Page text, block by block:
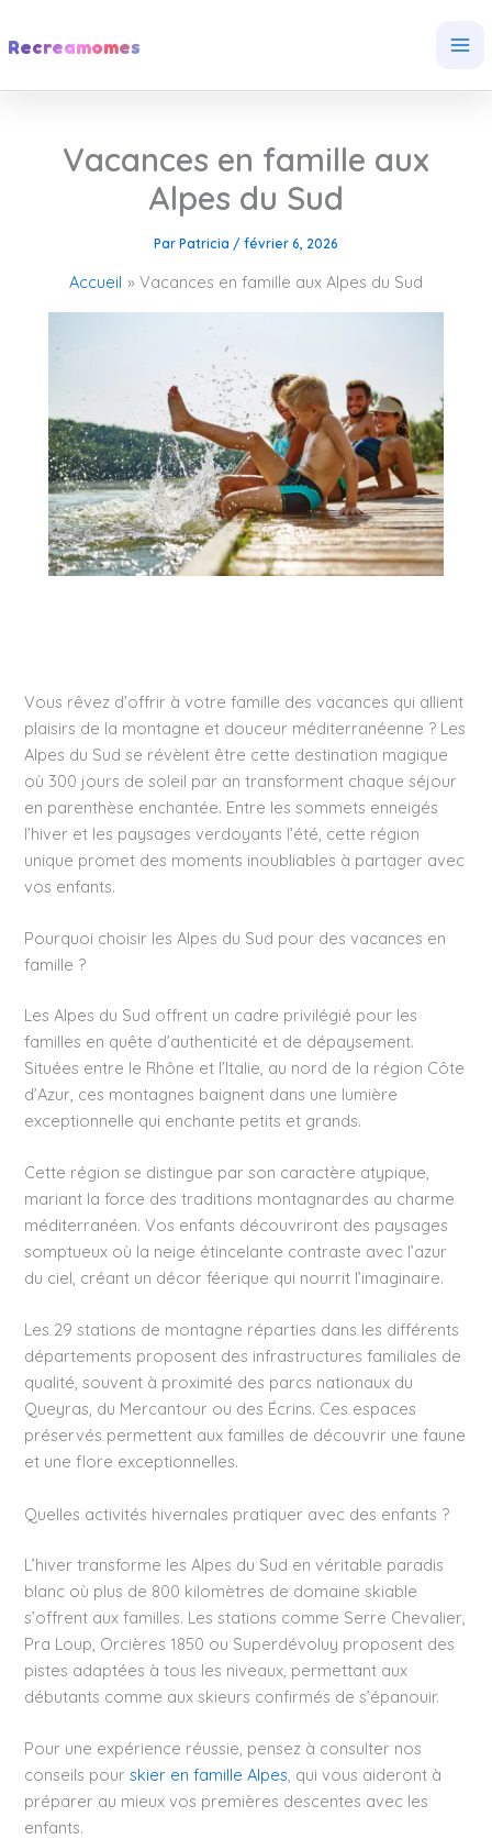
auRecreamomes
Vacances en famille aux
Alpes du Sud
Par Patricia / février 6, 2026
Accueil Vacances en famille aux Alpes du Sud
Vous rêvez d’offrir à votre famille des vacances qui allient
plaisirs de la montagne et douceur méditerranéenne ? Les
Alpes du Sud se révèlent être cette destination magique
où 300 jours de soleil par an transforment chaque séjour
en parenthèse enchantée. Entre les sommets enneigés
l’hiver et les paysages verdoyants l’été, cette région
unique promet des moments inoubliables à partager avec
vos enfants.
Pourquoi choisir les Alpes du Sud pour des vacances en
famille ?
Les Alpes du Sud offrent un cadre privilégié pour les
familles en quête d’authenticité et de dépaysement.
Situées entre le Rhône et l’Italie, au nord de la région Côte
d’Azur, ces montagnes baignent dans une lumière
exceptionnelle qui enchante petits et grands.
Cette région se distingue par son caractère atypique,
mariant la force des traditions montagnardes au charme
méditerranéen. Vos enfants découvriront des paysages
somptueux où la neige étincelante contraste avec l’azur
du ciel, créant un décor féerique qui nourrit l’imaginaire.
Les 29 stations de montagne réparties dans les différents
départements proposent des infrastructures familiales de
qualité, souvent à proximité des parcs nationaux du
Queyras, du Mercantour ou des Écrins. Ces espaces
préservés permettent aux familles de découvrir une faune
et une flore exceptionnelles.
Quelles activités hivernales pratiquer avec des enfants ?
L’hiver transforme les Alpes du Sud en véritable paradis
blanc où plus de 800 kilomètres de domaine skiable
s’offrent aux familles. Les stations comme Serre Chevalier,
Pra Loup, Orcières 1850 ou Superdévoluy proposent des
pistes adaptées à tous les niveaux, permettant aux
débutants comme aux skieurs confirmés de s’épanouir.
Pour une expérience réussie, pensez à consulter nos
conseils pourskier en famille Alpes, qui vous aideront à
préparer au mieux vos premières descentes avec les
enfants.